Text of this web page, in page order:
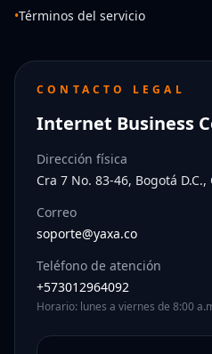
•Términos del servicio
CONTACTO LEGAL
Internet Business
Dirección física
Cra 7 No. 83-46, Bogotá
Correo
soporte@yaxa.co
Teléfono de atención
+573012964092
Horario: lunes a viernes de 8:00